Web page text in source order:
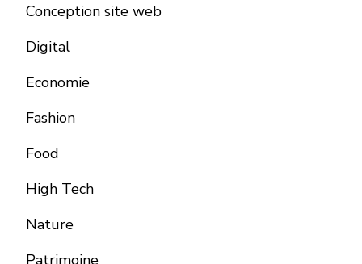
Conception site web
Digital
Economie
Fashion
Food
High Tech
Nature
Patrimoine